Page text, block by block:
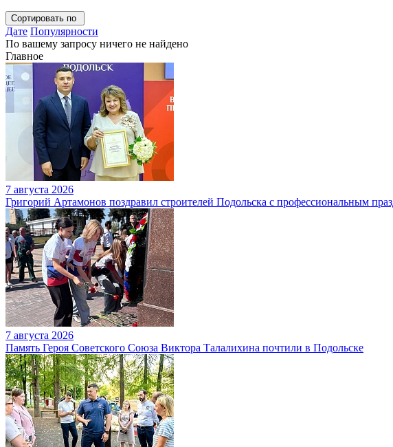
Сортировать по
Дате Популярности
По вашему запросу ничего не найдено
Главное
7 августа 2026
Григорий Артамонов поздравил строителей Подольска с профессиональным
7 августа 2026
Память Героя Советского Союза Виктора Талалихина почтили в Подольске